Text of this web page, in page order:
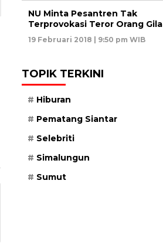
NU Minta Pesantren Tak
Terprovokasi Teror Orang Gila
19 Februari 2018 | 9:50 pm WIB
TOPIK TERKINI
Hiburan
Pematang Siantar
Selebriti
Simalungun
Sumut